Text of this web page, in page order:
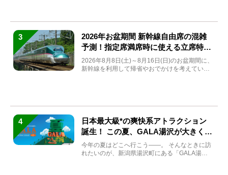
3
2026年お盆期間 新幹線自由席の混雑
予測！指定席満席時に使える立席特急
券も解説
2026年8月8日(土)～8月16日(日)のお盆期間に、
新幹線を利用して帰省やおでかけを考えている
4
日本最大級*の爽快系アトラクション
誕生！ この夏、GALA湯沢が大きく生
まれ変わる
今年の夏はどこへ行こう――。 そんなときに訪
れたいのが、新潟県湯沢町にある「GALA湯